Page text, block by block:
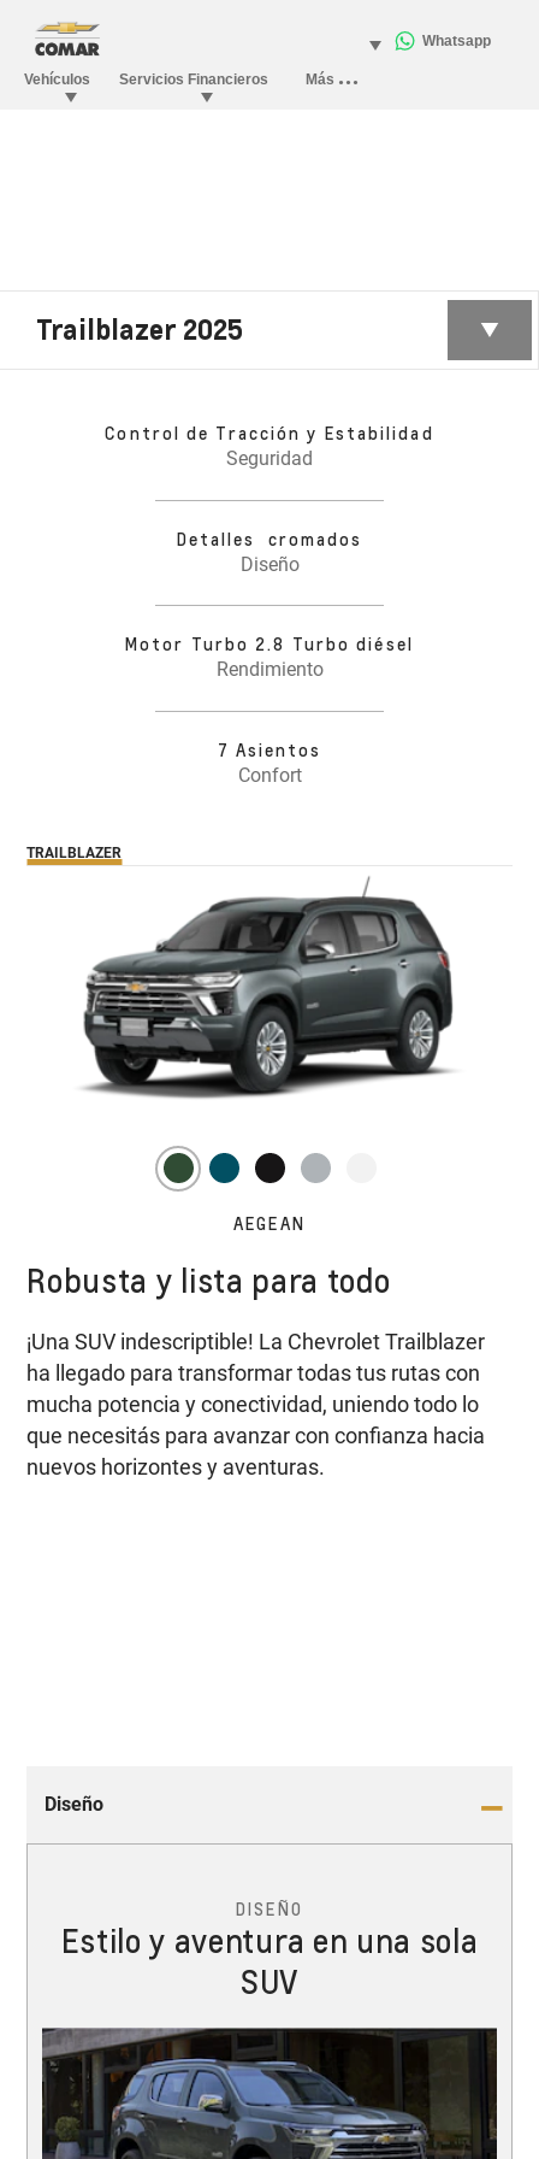
Trailblazer 2025
Control de Tracción y Estabilidad
Seguridad
Detalles cromados
Diseño
Motor Turbo 2.8 Turbo diésel
Rendimiento
7 Asientos
Confort
TRAILBLAZER
AEGEAN
Robusta y lista para todo
¡Una SUV indescriptible! La Chevrolet Trailblazer
ha llegado para transformar todas tus rutas con
mucha potencia y conectividad, uniendo todo lo
que necesitás para avanzar con confianza hacia
nuevos horizontes y aventuras.
Diseño
DISEÑO
Estilo y aventura en una sola
SUV